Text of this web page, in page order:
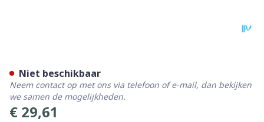
€ 29,61
Niet beschikbaar
Neem contact op met ons via telefoon of e-mail, dan bekijken
we samen de mogelijkheden.